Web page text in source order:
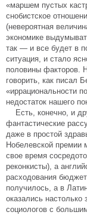
«маршем пустых
снобистское
(невероятная
экономике
так — и все будет в
ситуация, и стало
половины факторов.
говорить, как писал
«иррациональности
недостаток нашего
Есть, конечно, и
фантастические
даже в простой
Нобелевской премии
свое время
реконкисты), а
расходования
получилось, а в
оказались
социологов с